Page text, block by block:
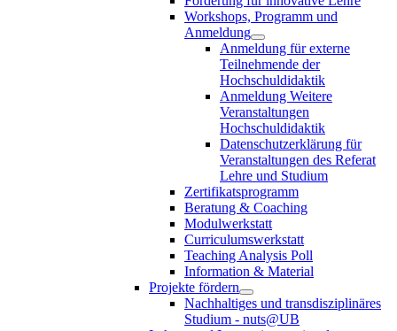
Workshops, Programm und
Anmeldung
Anmeldung für externe
Teilnehmende der
Hochschuldidaktik
Anmeldung Weitere
Veranstaltungen
Hochschuldidaktik
Datenschutzerklärung für
Veranstaltungen des Referat
Lehre und Studium
Zertifikatsprogramm
Beratung & Coaching
Modulwerkstatt
Curriculumswerkstatt
Teaching Analysis Poll
Information & Material
Projekte fördern
Nachhaltiges und transdisziplinäres
Studium - nuts@UB